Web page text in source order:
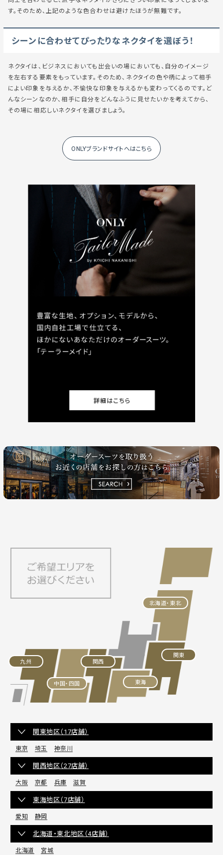
す。そのため、上記のような色合わせは避けたほうが無難です。
シーンに合わせてぴったりなネクタイを選ぼう！
ネクタイは、ビジネスにおいても出会いの場においても、自分のイメージ
を左右する要素をもっています。そのため、ネクタイの色や柄によって相手
によい印象を与えるか、不愉快な印象を与えるかも変わってくるのです。ど
んなシーンなのか、相手に自分をどんなふうに見せたいかを考えてから、
その場に相応しいネクタイを選びましょう。
ONLYブランドサイトへはこちら
北海道・東北
関東
東海
関西
中国・四国
九州
関東地区（17店舗）
東京 埼玉 神奈川
関西地区（27店舗）
大阪 京都 兵庫 滋賀
東海地区（7店舗）
愛知 静岡
北海道・東北地区（4店舗）
北海道 宮城